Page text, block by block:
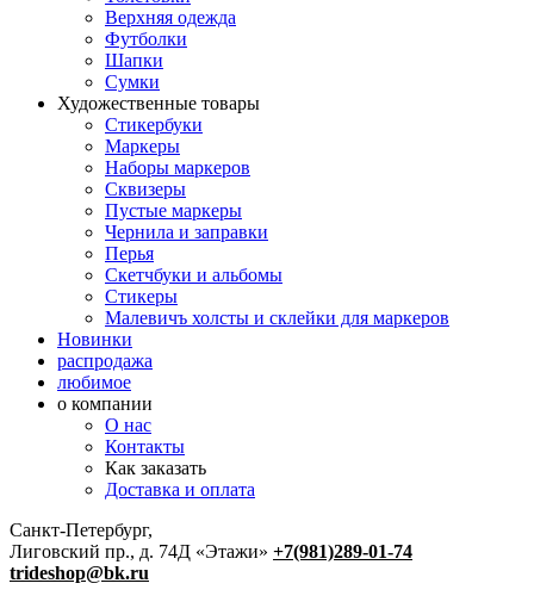
Верхняя одежда
Футболки
Шапки
Сумки
Художественные товары
Стикербуки
Маркеры
Наборы маркеров
Сквизеры
Пустые маркеры
Чернила и заправки
Перья
Скетчбуки и альбомы
Стикеры
Малевичъ холсты и склейки для маркеров
Новинки
распродажа
любимое
о компании
О нас
Контакты
Как заказать
Доставка и оплата
Санкт-Петербург,
Лиговский пр., д. 74Д «Этажи» +7(981)289-01-74
trideshop@bk.ru